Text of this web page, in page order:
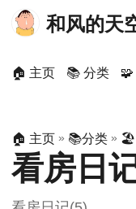
和风的天
🏠 主页 📚 分类
🏠 主页 » 📚分类 » 🏖
看房日